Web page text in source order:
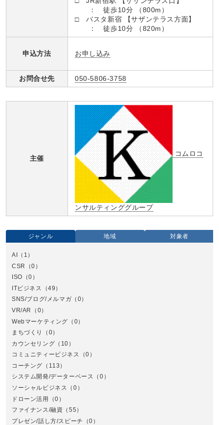
： 徒歩10分 （800m）
□ バスタ新宿 【サザンテラス方面】
： 徒歩10分 （820m）
申込方法 お申し込み
お問合せ先 050-5806-3758
主催
コムロコ
ンサルティンググループ
ジャンル 地域 対象者
AI
（1）
CSR
（0）
ISO （0）
ITビジネス
（49）
SNS/ブログ/メルマガ （0）
VR/AR
（0）
Webマーケティング （0）
まちづくり
（0）
カウンセリング （10）
コミュニティービジネス
（0）
コーチング （113）
システム開発/データーベース （0）
ソーシャルビジネス （0）
ドローン活用
（0）
ファイナンス/融資 （55）
プレゼン/話し方/スピーチ
（0）